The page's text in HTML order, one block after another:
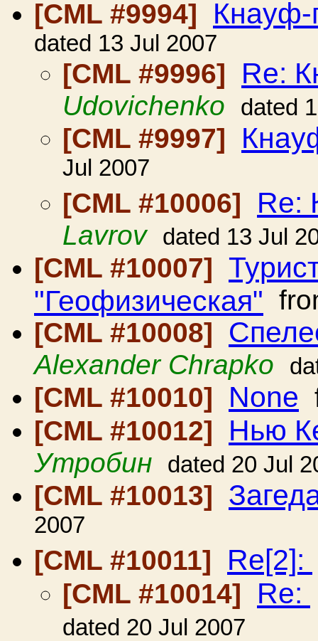
[CML #9994] Кнауф-
dated 13 Jul 2007
[CML #9996] Re:
Udovichenko dated
[CML #9997]
Jul 2007
[CML #10006]
Re:
Lavrov dated 13 Jul
[CML #10007]
"Геофизическая"
[CML #10008]
Alexander Chrapko
[CML #10010] None
[CML #10012]
Нью
Утробин dated 20 Jul
[CML #10013]
2007
[CML #10011]
Re[2]:
[CML #10014]
Re:
dated 20 Jul 2007